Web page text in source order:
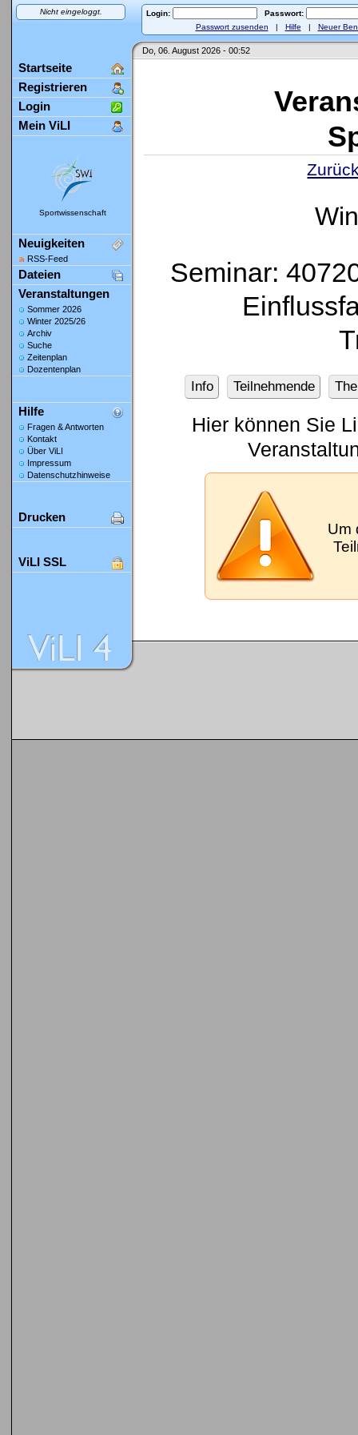
Nicht eingeloggt. Login:
Passwort:
Passwort zusenden | Hilfe | Neuer
Do, 06. August 2026 - 00:52
Startseite
Registrieren
Login
Mein ViLI
Sportwissenschaft
Neuigkeiten
RSS-Feed
Dateien
Veranstaltungen
Sommer 2026
Winter 2025/26
Archiv
Suche
Zeitenplan
Dozentenplan
Hilfe
Fragen & Antworten
Kontakt
Über ViLI
Impressum
Datenschutzhinweise
Drucken
ViLI SSL
Seminar:
Info Teilnehmende
Hier können Sie
Um